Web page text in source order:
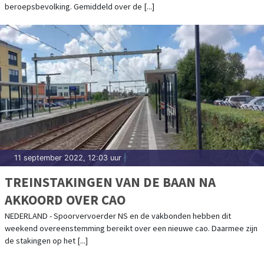
beroepsbevolking. Gemiddeld over de [...]
11 september 2022, 12:03 uur
TREINSTAKINGEN VAN DE BAAN NA
AKKOORD OVER CAO
NEDERLAND - Spoorvervoerder NS en de vakbonden hebben dit
weekend overeenstemming bereikt over een nieuwe cao. Daarmee zijn
de stakingen op het [...]